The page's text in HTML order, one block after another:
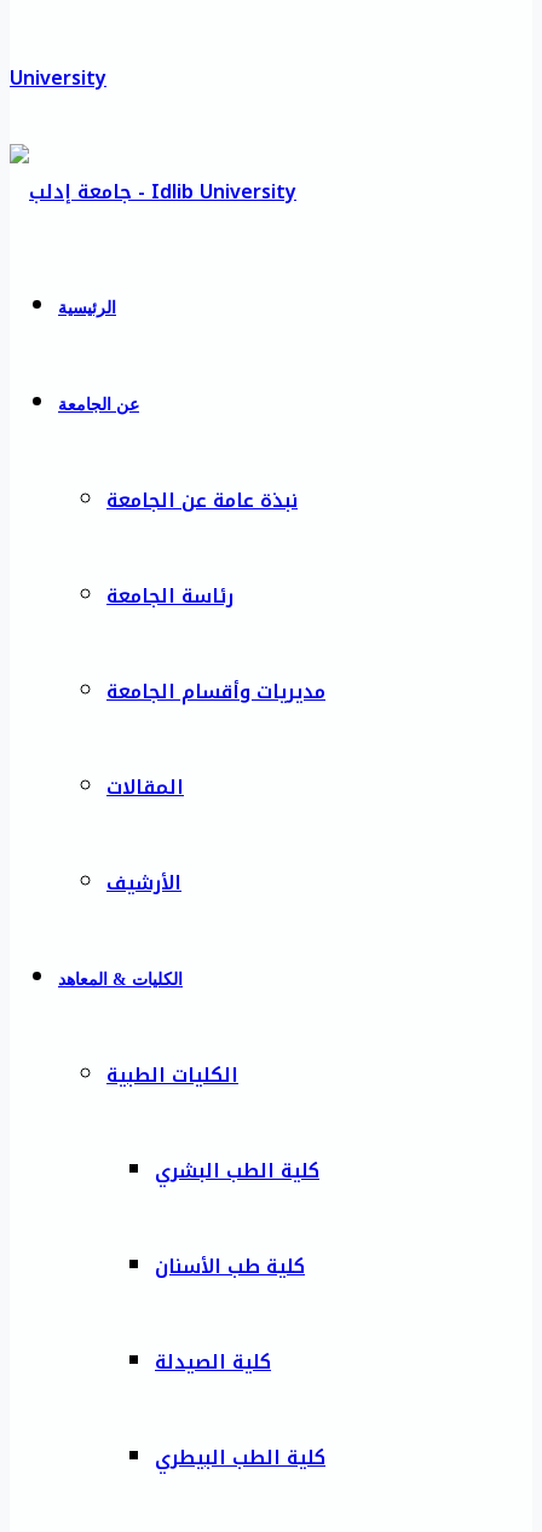
الرئيسية
عن الجامعة
نبذة عامة عن الجامعة
رئاسة الجامعة
مديريات وأقسام الجامعة
المقالات
الأرشيف
الكليات & المعاهد
الكليات الطبية
كلية الطب البشري
كلية طب الأسنان
كلية الصيدلة
كلية الطب البيطري